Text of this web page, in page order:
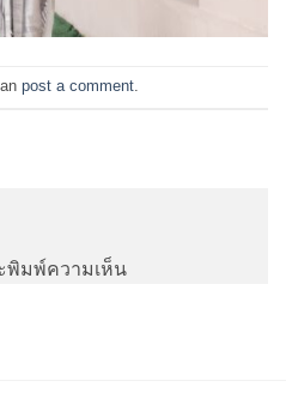
post a comment.
พิมพ์ความเห็น